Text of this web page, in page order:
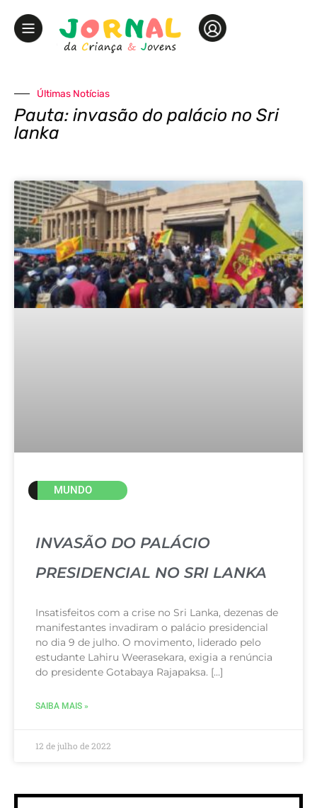
Últimas Notícias
Pauta: invasão do palácio no Sri
lanka
MUNDO
INVASÃO DO PALÁCIO
PRESIDENCIAL NO SRI LANKA
Insatisfeitos com a crise no Sri Lanka, dezenas de
manifestantes invadiram o palácio presidencial
no dia 9 de julho. O movimento, liderado pelo
estudante Lahiru Weerasekara, exigia a renúncia
do presidente Gotabaya Rajapaksa. […]
SAIBA MAIS »
12 de julho de 2022